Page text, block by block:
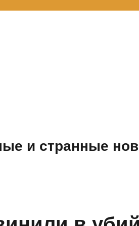
и странные